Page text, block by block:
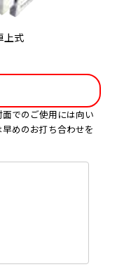
上式
でのご使用には向い
めのお打ち合わせを
について